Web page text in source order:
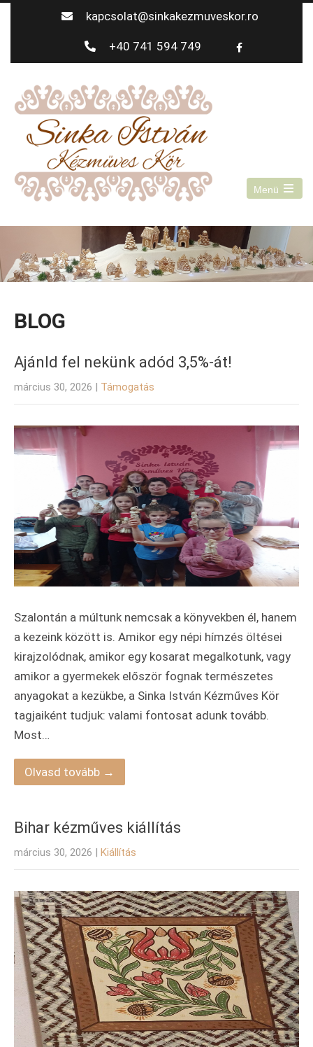
kapcsolat@sinkakezmuveskor.ro
+40 741 594 749
Menü
BLOG
Ajánld fel nekünk adód 3,5%-át!
március 30, 2026 | Támogatás
Szalontán a múltunk nemcsak a könyvekben él, hanem
a kezeink között is. Amikor egy népi hímzés öltései
kirajzolódnak, amikor egy kosarat megalkotunk, vagy
amikor a gyermekek először fognak természetes
anyagokat a kezükbe, a Sinka István Kézműves Kör
tagjaiként tudjuk: valami fontosat adunk tovább.
Most…
Olvasd tovább →
Bihar kézműves kiállítás
március 30, 2026 | Kiállítás